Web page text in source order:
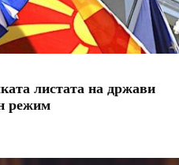
листата на држави
режим